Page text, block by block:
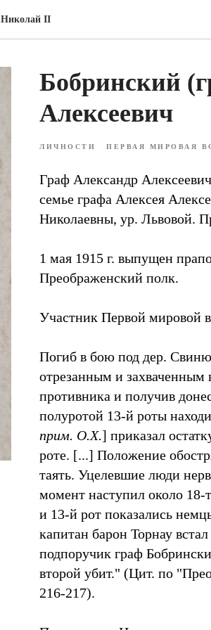
Николай II
Бобринский
Алексеевич
ЛИЧНОСТИ ПЕРВАЯ МИРОВАЯ
Граф Александр
семье графа Алексея
Николаевны, ур. Львовой.
1 мая 1915 г. выпущен
Преображенский полк.
Участник Первой мировой
Погиб в бою под дер.
отрезанным и захваченным
противника и получив
полуротой 13-й роты
прим. О.Х.] приказал
роте. [...] Положение
таять. Уцелевшие люди
момент наступил около 18-
и 13-й рот показались
капитан барон Торнау
подпоручик граф
второй убит." (Цит. по
216-217).